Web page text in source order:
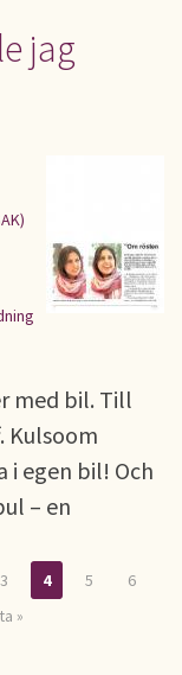
jag
med bil. Till
Kulsoom
i egen bil! Och
– en
3 4 5
6
»